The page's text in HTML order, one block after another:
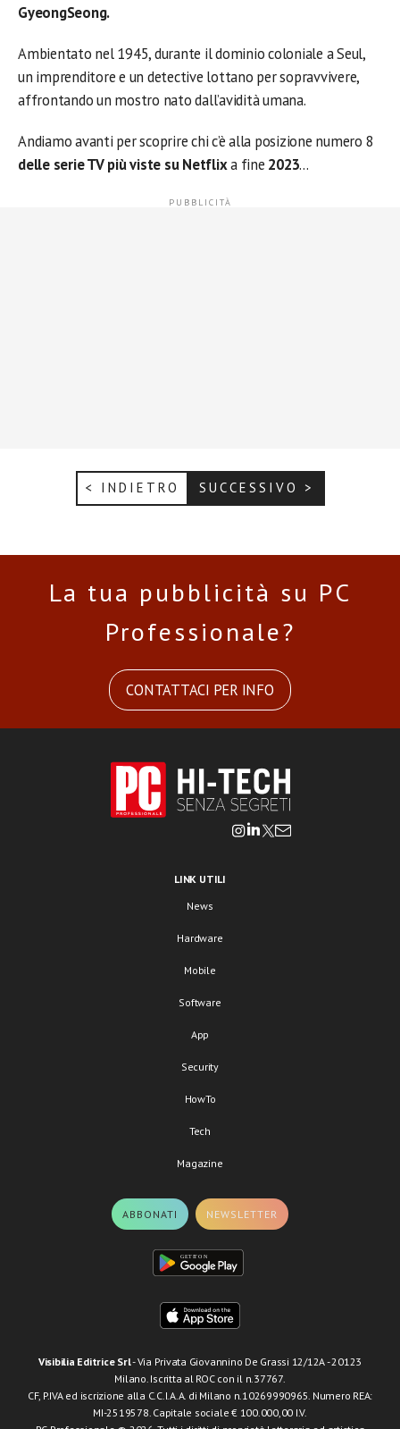
GyeongSeong.
Ambientato nel 1945, durante il dominio coloniale a Seul,
un imprenditore e un detective lottano per sopravvivere,
affrontando un mostro nato dall’avidità umana.
Andiamo avanti per scoprire chi c’è alla posizione numero 8
delle serie TV più viste su Netflixa fine 2023…
< INDIETRO SUCCESSIVO >
La tua pubblicità su PC
Professionale?
CONTATTACI PER INFO
LINK UTILI
News
Hardware
Mobile
Software
App
Security
HowTo
Tech
Magazine
ABBONATI NEWSLETTER
Visibilia Editrice Srl- Via Privata Giovannino De Grassi 12/12A - 20123
Milano. Iscritta al ROC con il n.37767.
CF, P.IVA ed iscrizione alla C.C.I.A.A. di Milano n.10269990965. Numero REA:
MI-2519578. Capitale sociale € 100.000,00 I.V.